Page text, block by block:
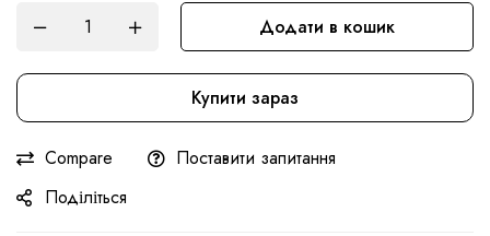
Додати в кошик
Купити зараз
Compare
Поставити запитання
Поділіться